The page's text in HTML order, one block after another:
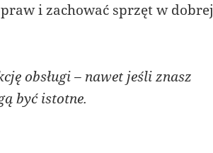
i zachować sprzęt w dobrej
obsługi – nawet jeśli znasz
być istotne.